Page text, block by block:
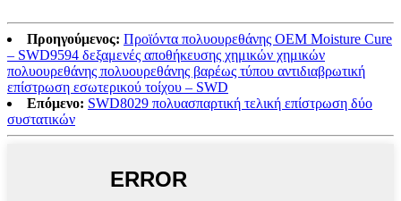
Προηγούμενος: Προϊόντα πολυουρεθάνης OEM Moisture Cure
– SWD9594 δεξαμενές αποθήκευσης χημικών χημικών
πολυουρεθάνης πολυουρεθάνης βαρέως τύπου αντιδιαβρωτική
επίστρωση εσωτερικού τοίχου – SWD
Επόμενο: SWD8029 πολυασπαρτική τελική επίστρωση δύο
συστατικών